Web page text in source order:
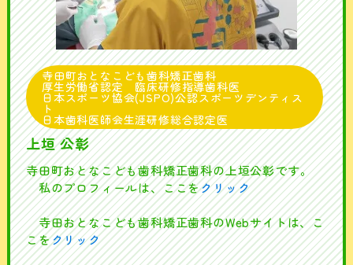
寺田町おとなこども歯科矯正歯科
厚生労働省認定 臨床研修指導歯科医
日本スポーツ協会(JSPO)公認スポーツデンティス
ト
日本歯科医師会生涯研修総合認定医
上垣 公彰
寺田町おとなこども歯科矯正歯科の上垣公彰です。
私のプロフィールは、ここをクリック
寺田おとなこども歯科矯正歯科のWebサイトは、こ
こをクリック